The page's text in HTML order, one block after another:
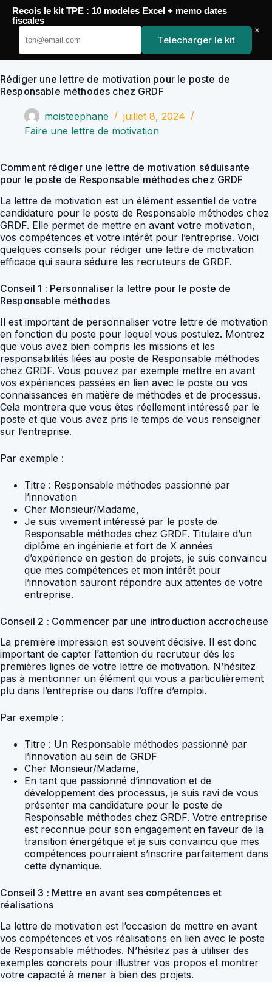
Passer
contenu
YoupiJobs
Rédiger une lettre de motivation pour le poste de
Responsable méthodes chez GRDF
moisteephane
juillet 8, 2024
Faire une lettre de motivation
Comment rédiger une lettre de motivation séduisante
pour le poste de Responsable méthodes chez GRDF
La lettre de motivation est un élément essentiel de votre
candidature pour le poste de Responsable méthodes chez
GRDF. Elle permet de mettre en avant votre motivation,
vos compétences et votre intérêt pour l’entreprise. Voici
quelques conseils pour rédiger une lettre de motivation
efficace qui saura séduire les recruteurs de GRDF.
Conseil 1 : Personnaliser la lettre pour le poste de
Responsable méthodes
Il est important de personnaliser votre lettre de motivation
en fonction du poste pour lequel vous postulez. Montrez
que vous avez bien compris les missions et les
responsabilités liées au poste de Responsable méthodes
chez GRDF. Vous pouvez par exemple mettre en avant
vos expériences passées en lien avec le poste ou vos
connaissances en matière de méthodes et de processus.
Cela montrera que vous êtes réellement intéressé par le
poste et que vous avez pris le temps de vous renseigner
sur l’entreprise.
Par exemple :
Titre : Responsable méthodes passionné par
l’innovation
Cher Monsieur/Madame,
Je suis vivement intéressé par le poste de
Responsable méthodes chez GRDF. Titulaire d’un
diplôme en ingénierie et fort de X années
d’expérience en gestion de projets, je suis convaincu
que mes compétences et mon intérêt pour
l’innovation sauront répondre aux attentes de votre
entreprise.
Conseil 2 : Commencer par une introduction accrocheuse
La première impression est souvent décisive. Il est donc
important de capter l’attention du recruteur dès les
premières lignes de votre lettre de motivation. N’hésitez
pas à mentionner un élément qui vous a particulièrement
plu dans l’entreprise ou dans l’offre d’emploi.
Par exemple :
Titre : Un Responsable méthodes passionné par
l’innovation au sein de GRDF
Cher Monsieur/Madame,
En tant que passionné d’innovation et de
développement des processus, je suis ravi de vous
présenter ma candidature pour le poste de
Responsable méthodes chez GRDF. Votre entreprise
est reconnue pour son engagement en faveur de la
transition énergétique et je suis convaincu que mes
compétences pourraient s’inscrire parfaitement dans
cette dynamique.
Conseil 3 : Mettre en avant ses compétences et
réalisations
La lettre de motivation est l’occasion de mettre en avant
vos compétences et vos réalisations en lien avec le poste
de Responsable méthodes. N’hésitez pas à utiliser des
exemples concrets pour illustrer vos propos et montrer
votre capacité à mener à bien des projets.
Recois le kit TPE : 10 modeles Excel + memo dates
fiscales
Telecharger le kit
×